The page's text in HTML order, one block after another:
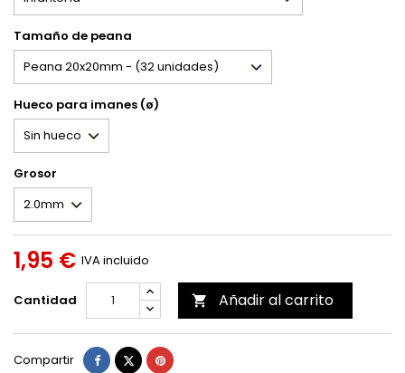
Tamaño de peana
Hueco para imanes (ø)
Grosor
1,95 € IVA incluido
Cantidad  Añadir al carrito
Compartir Compartir
TuitearPinterest